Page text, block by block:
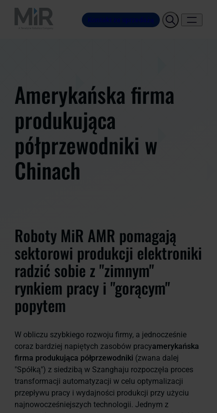
Kontakt ze sprzedażą
Amerykańska firma
produkująca
półprzewodniki w
Chinach
Roboty MiR AMR pomagają
sektorowi produkcji elektroniki
radzić sobie z "zimnym"
rynkiem pracy i "gorącym"
popytem
W obliczu szybkiego rozwoju firmy, a jednocześnie
coraz bardziej napiętych zasobów pracyamerykańska
firma produkująca półprzewodniki (zwana dalej
"Spółką") z siedzibą w Szanghaju rozpoczęła proces
transformacji automatyzacji w celu optymalizacji
przepływu pracy i wydajności produkcji przy użyciu
najnowocześniejszych technologii. Jednym z